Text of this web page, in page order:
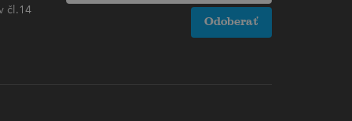
čl.14
Odoberať